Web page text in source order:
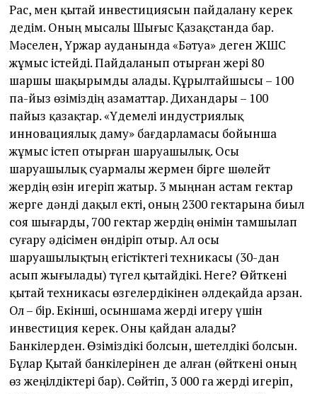
Рас, мен қытай инвестициясын пайдалану керек
дедім. Оның мысалы Шығыс Қазақстанда бар.
Мәселен, Үржар ауданында «Бәтуа» деген ЖШС
жұмыс істейді. Пайдаланып отырған жері 80
шаршы шақырымды алады. Құрылтайшысы – 100
па-йыз өзіміздің азаматтар. Дихандары – 100
пайыз қазақтар. «Үдемелі индустриялық
инновациялық даму» бағдарламасы бойынша
жұмыс істеп отырған шаруашылық. Осы
шаруашылық суармалы жермен бірге шөлейт
жердің өзін игеріп жатыр. 3 мыңнан астам гектар
жерге дәнді дақыл екті, оның 2300 гектарына биыл
соя шығарды, 700 гектар жердің өнімін тамшылап
суғару әдісімен өндіріп отыр. Ал осы
шаруашылықтың егістіктегі техникасы (30-дан
асып жығылады) түгел қытайдікі. Неге? Өйткені
қытай техникасы өзгелердікінен әлдеқайда арзан.
Ол – бір. Екінші, осыншама жерді игеру үшін
инвестиция керек. Оны қайдан алады?
Банкілерден. Өзіміздікі болсын, шетелдікі болсын.
Бұлар Қытай банкілерінен де алған (өйткені оның
өз жеңілдіктері бар). Сөйтіп, 3 000 га жерді игеріп,